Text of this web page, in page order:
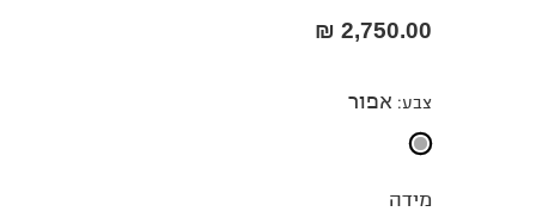
2,750.00 ₪
צבע: אפור
מידה